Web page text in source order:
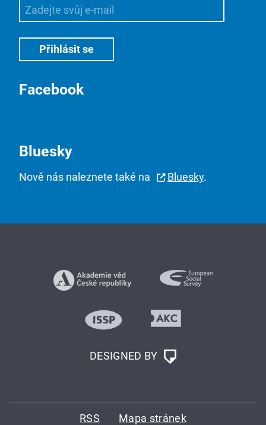
Facebook
Bluesky
Nově nás naleznete také na Bluesky.
DESIGNED BY
RSS Mapa stránek